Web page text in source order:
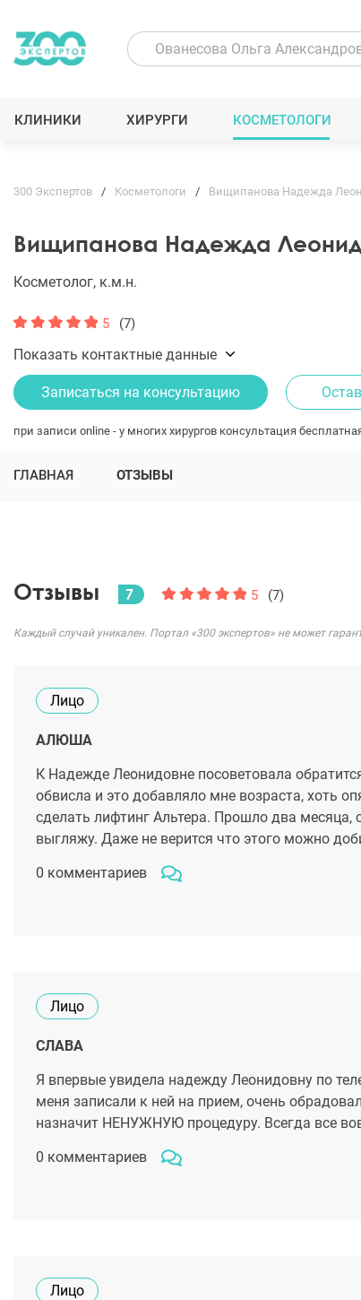
КЛИНИКИ ХИРУРГИ КОСМЕТОЛОГИ
300 Экспертов Косметологи Вищипанова Надежда
Вищипанова Надежда
Косметолог, к.м.н.
5 (7)
Показать контактные данные
Записаться на консультацию
при записи online - у многих хирургов консультация
ГЛАВНАЯ ОТЗЫВЫ
Отзывы 7 5 (7)
Каждый случай уникален. Портал «300 экспертов» не может
Лицо
АЛЮША
К Надежде Леонидовне посоветовала
обвисла и это добавляло мне возраста, хоть
сделать лифтинг Альтера. Прошло два месяца,
выгляжу. Даже не верится что этого можно
0 комментариев
Лицо
СЛАВА
Я впервые увидела надежду Леонидовну по
меня записали к ней на прием, очень
назначит НЕНУЖНУЮ процедуру. Всегда все
0 комментариев
Лицо